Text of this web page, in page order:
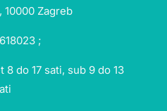
10000 Zagreb
;
do 17 sati, sub 9 do 13